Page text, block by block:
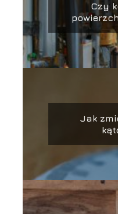
Czy
Jak